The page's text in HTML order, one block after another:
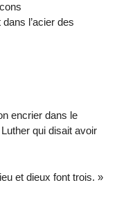
l’acier des
encrier dans le
qui disait avoir
et dieux font trois. »